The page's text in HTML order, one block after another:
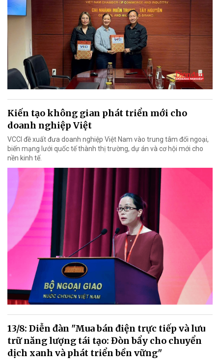
Kiến tạo không gian phát triển mới cho
doanh nghiệp Việt
VCCI đề xuất đưa doanh nghiệp Việt Nam vào trung tâm đối ngoại,
biến mạng lưới quốc tế thành thị trường, dự án và cơ hội mới cho
nền kinh tế.
13/8: Diễn đàn "Mua bán điện trực tiếp và lưu
trữ năng lượng tái tạo: Đòn bẩy cho chuyển
dịch xanh và phát triển bền vững"